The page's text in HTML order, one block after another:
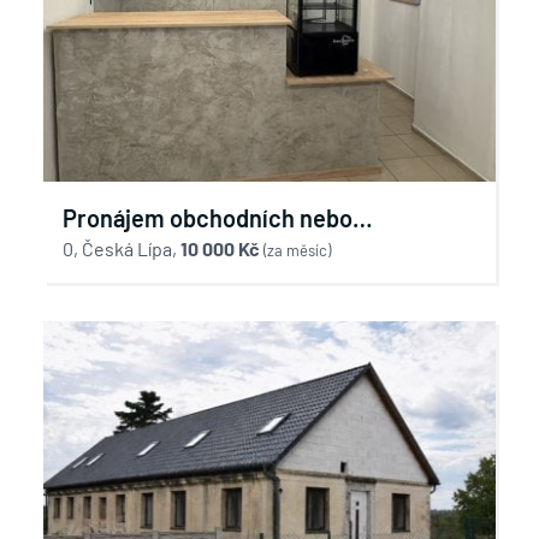
Pronájem obchodních nebo
kancelářských prostor v České Lípě
0, Česká Lípa, 10 000 Kč (za měsíc)